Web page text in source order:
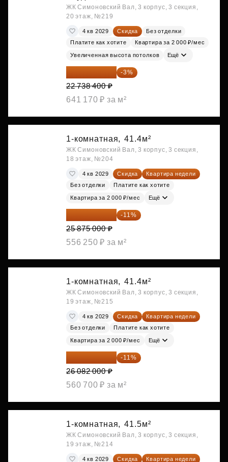
ЖК Симоновский Вал, 3 корпус, 3 секция,
20 этаж, №219
4 кв 2029 Скидка
Без отделки
Платите как хотите
Квартира за 2 000 ₽/мес
Увеличенная высота потолков Ещё
22 056 248 ₽ -3%
22 738 400 ₽
641 170 ₽ за м²
1-комнатная, 41.4м²
ЖК Симоновский Вал, 3 корпус, 3 секция,
18 этаж, №204
4 кв 2029 Скидка
Квартира недели
Без отделки
Платите как хотите
Квартира за 2 000 ₽/мес Ещё
23 028 750 ₽ -11%
25 875 000 ₽
556 250 ₽ за м²
1-комнатная, 41.4м²
ЖК Симоновский Вал, 3 корпус, 3 секция,
19 этаж, №215
4 кв 2029 Скидка
Квартира недели
Без отделки
Платите как хотите
Квартира за 2 000 ₽/мес Ещё
23 212 980 ₽ -11%
26 082 000 ₽
560 700 ₽ за м²
1-комнатная, 41.5м²
ЖК Симоновский Вал, 3 корпус, 3 секция,
19 этаж, №214
4 кв 2029 Скидка Квартира недели